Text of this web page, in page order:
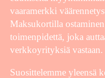
vaaramerkki
Maksukortilla
toimenpidettä, joka
verkkoyrityksiä vastaan.
Suosittelemme yleensä